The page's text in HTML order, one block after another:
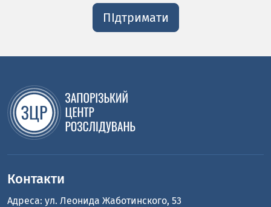
ПІдтримати
Контакти
Адреса: ул. Леонида Жаботинского, 53